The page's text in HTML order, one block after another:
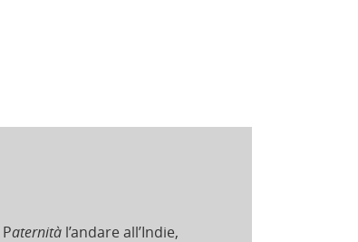
Paternità l’andare all’Indie,